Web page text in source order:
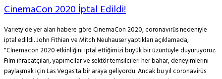
CinemaCon 2020 İptal Edildi!
Variety'de yer alan habere göre CinemaCon 2020, coronavirüs nedeniyle
iptal edildi. John Fithian ve Mitch Neuhauser yaptıkları açıklamada,
"Cİnemacon 2020 etkinliğini iptal ettiğimizi büyük bir üzüntüyle duyuruyoruz.
Film ihracatçıları, yapımcılar ve sektör temsilcileri her bahar, deneyimlerini
paylaşmak için Las Vegas'ta bir araya geliyordu. Ancak bu yıl coronavirüs